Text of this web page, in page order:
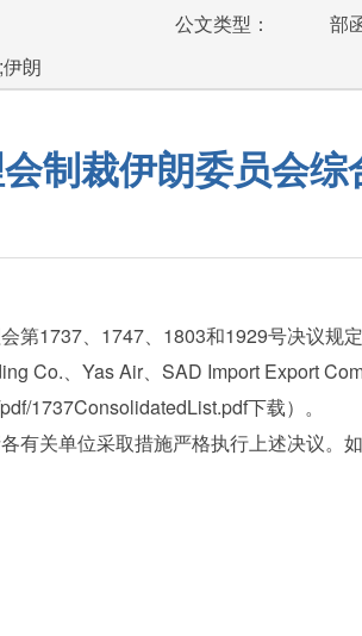
朗
公文类型：
部
制裁伊朗委员会
1737、1747、1803和1929号决议规
Co.、Yas Air、SAD Import Export
1737ConsolidatedList.pdf下载）。
关单位采取措施严格执行上述决议。如